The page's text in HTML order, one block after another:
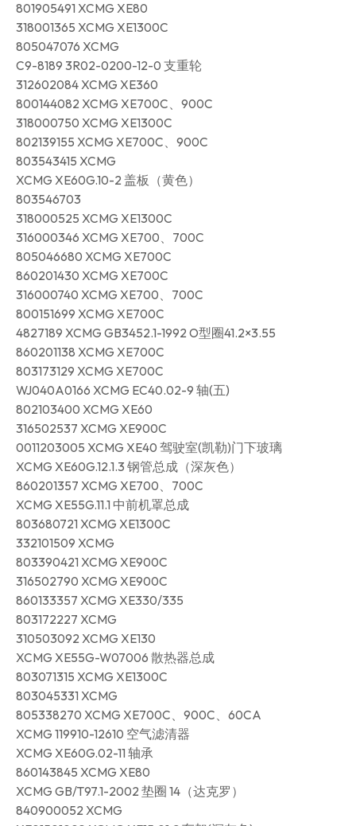
801905491 XCMG XE80
318001365 XCMG XE1300C
805047076 XCMG
C9-8189 3R02-0200-12-0 支重轮
312602084 XCMG XE360
800144082 XCMG XE700C、900C
318000750 XCMG XE1300C
802139155 XCMG XE700C、900C
803543415 XCMG
XCMG XE60G.10-2 盖板（黄色）
803546703
318000525 XCMG XE1300C
316000346 XCMG XE700、700C
805046680 XCMG XE700C
860201430 XCMG XE700C
316000740 XCMG XE700、700C
800151699 XCMG XE700C
4827189 XCMG GB3452.1-1992 O型圈41.2×3.55
860201138 XCMG XE700C
803173129 XCMG XE700C
WJ040A0166 XCMG EC40.02-9 轴(五)
802103400 XCMG XE60
316502537 XCMG XE900C
0011203005 XCMG XE40 驾驶室(凯勒)门下玻璃
XCMG XE60G.12.1.3 钢管总成（深灰色）
860201357 XCMG XE700、700C
XCMG XE55G.11.1 中前机罩总成
803680721 XCMG XE1300C
332101509 XCMG
803390421 XCMG XE900C
316502790 XCMG XE900C
860133357 XCMG XE330/335
803172227 XCMG
310503092 XCMG XE130
XCMG XE55G-W07006 散热器总成
803071315 XCMG XE1300C
803045331 XCMG
805338270 XCMG XE700C、900C、60CA
XCMG 119910-12610 空气滤清器
XCMG XE60G.02-11 轴承
860143845 XCMG XE80
XCMG GB/T97.1-2002 垫圈 14（达克罗）
840900052 XCMG